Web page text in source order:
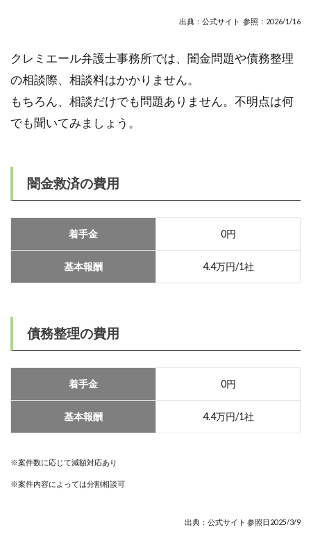
出典：公式サイト 参照：2026/1/16
クレミエール弁護士事務所では、闇金問題や債務整理
の相談際、相談料はかかりません。
もちろん、相談だけでも問題ありません。不明点は何
でも聞いてみましょう。
闇金救済の費用
着手金 0円
基本報酬 4.4万円/1社
債務整理の費用
着手金 0円
基本報酬 4.4万円/1社
※案件数に応じて減額対応あり
※案件内容によっては分割相談可
出典：公式サイト 参照日2025/3/9